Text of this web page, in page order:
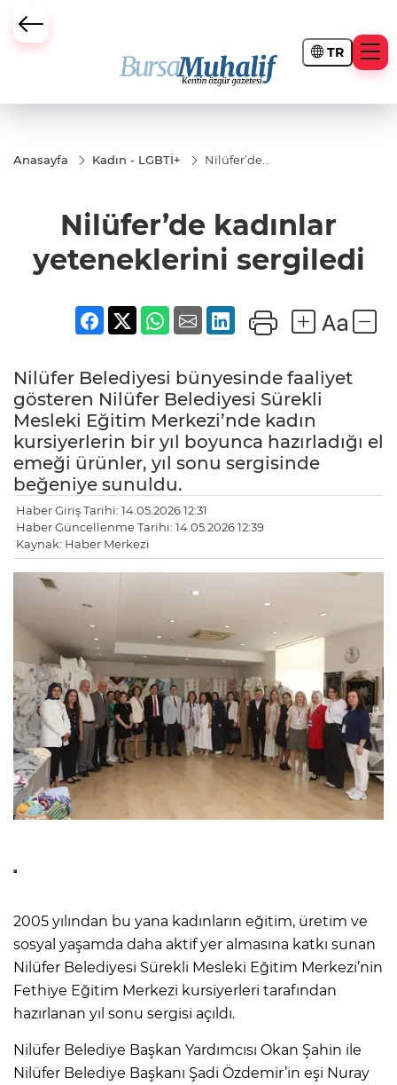
TR
Büyükşehir Darbesi
Anasayfa Kadın - LGBTİ+
Nilüfer’de
Nilüfer’de kadınlar
yeteneklerini sergiledi
Nilüfer Belediyesi bünyesinde faaliyet
gösteren Nilüfer Belediyesi Sürekli
Mesleki Eğitim Merkezi’nde kadın
kursiyerlerin bir yıl boyunca hazırladığı el
emeği ürünler, yıl sonu sergisinde
beğeniye sunuldu.
Haber Giriş Tarihi: 14.05.2026 12:31
Haber Güncellenme Tarihi: 14.05.2026 12:39
Kaynak: Haber Merkezi
2005 yılından bu yana kadınların eğitim, üretim ve
sosyal yaşamda daha aktif yer almasına katkı sunan
Nilüfer Belediyesi Sürekli Mesleki Eğitim Merkezi’nin
Fethiye Eğitim Merkezi kursiyerleri tarafından
hazırlanan yıl sonu sergisi açıldı.
Nilüfer Belediye Başkan Yardımcısı Okan Şahin ile
Nilüfer Belediye Başkanı Şadi Özdemir’in eşi Nuray